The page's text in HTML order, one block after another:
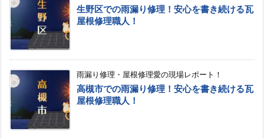
生野区での雨漏り修理！安心を書き続ける瓦
屋根修理職人！
雨漏り修理・屋根修理愛の現場レポート！
高槻市での雨漏り修理！安心を書き続ける瓦
屋根修理職人！